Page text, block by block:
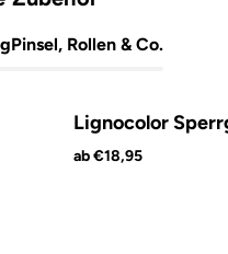
Pinsel, Rollen & Co.
Lignocolor
ab €18,95